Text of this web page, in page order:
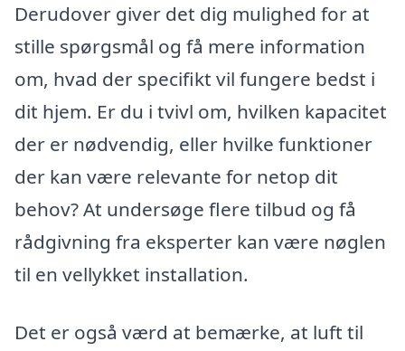
Derudover giver det dig mulighed for at
stille spørgsmål og få mere information
om, hvad der specifikt vil fungere bedst i
dit hjem. Er du i tvivl om, hvilken kapacitet
der er nødvendig, eller hvilke funktioner
der kan være relevante for netop dit
behov? At undersøge flere tilbud og få
rådgivning fra eksperter kan være nøglen
til en vellykket installation.
Det er også værd at bemærke, at luft til